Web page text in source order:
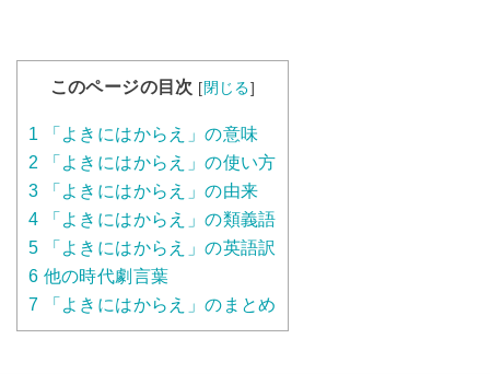
このページの目次 [閉じる]
1 「よきにはからえ」の意味
2 「よきにはからえ」の使い方
3 「よきにはからえ」の由来
4 「よきにはからえ」の類義語
5 「よきにはからえ」の英語訳
6 他の時代劇言葉
7 「よきにはからえ」のまとめ